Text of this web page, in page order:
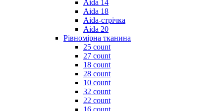
Aida 14
Aida 18
Aida-стрічка
Aida 20
Рівномірна тканина
25 count
27 count
18 count
28 count
10 count
32 count
22 count
16 count